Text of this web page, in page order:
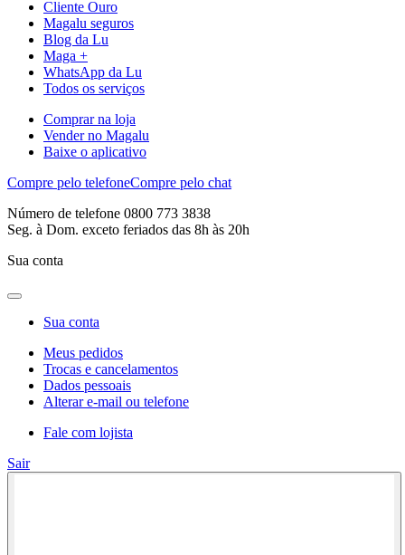
Cliente Ouro
Magalu seguros
Blog da Lu
Maga +
WhatsApp da Lu
Todos os serviços
Comprar na loja
Vender no Magalu
Baixe o aplicativo
Compre pelo telefoneCompre pelo chat
Número de telefone 0800 773 3838
Seg. à Dom. exceto feriados das 8h às 20h
Sua conta
Sua conta
Meus pedidos
Trocas e cancelamentos
Dados pessoais
Alterar e-mail ou telefone
Fale com lojista
Sair